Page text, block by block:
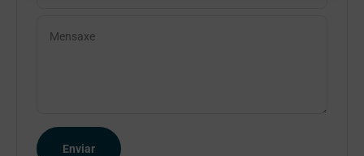
Mensaxe
Enviar